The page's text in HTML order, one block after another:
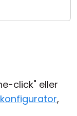
click" eller
,